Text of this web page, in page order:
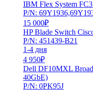
IBM Flex System
P/N:
15 000₽
HP Blade Switch
P/N: 451439-B21
1-4 дня
4 950₽
Dell DF10MXL
40GbE)
P/N: 0PK95J